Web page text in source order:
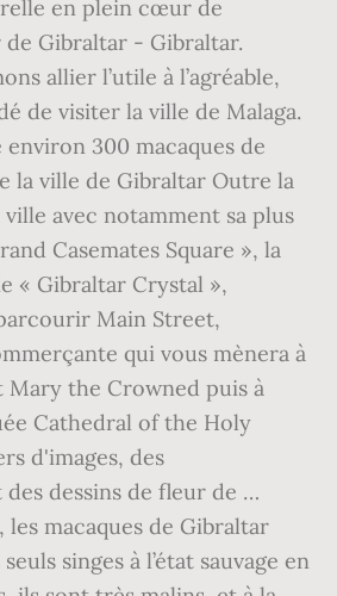
en plein cœur de
de Gibraltar - Gibraltar.
allier l’utile à l’agréable,
de visiter la ville de Malaga.
300 macaques de
la ville de Gibraltar Outre la
avec notamment sa plus
Casemates Square », la
« Gibraltar Crystal »,
Main Street,
qui vous mènera à
Mary the Crowned puis à
Cathedral of the Holy
d'images, des
dessins de fleur de …
les macaques de Gibraltar
singes à l’état sauvage en